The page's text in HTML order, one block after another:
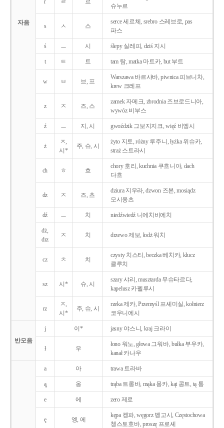
자음
r ㄹ 르
슈누르
s ㅅ 스
serce 세르체, srebro 스레브로, pas
파스
ś ㅡ 시 ślepy 실레피, dziś 지시
t ㅌ 트 tam 탐, matka 마트카, but 부트
w ㅂ 브, 프
Warszawa 바르샤바, piwnica 피브니차,
krew 크레프
z ㅈ 즈, 스
zamek 자메크, zbrodnia 즈브로드니아,
wywóz 비부스
ź ㅡ 지, 시 gwoździk 그보지지크, więź 비엥시
ż
ㅈ,
시*
주, 슈, 시
żyto 지토, różny 루주니, łyżka 위슈카,
straż 스트라시
ch ㅎ 흐
chory 호리, kuchnia 쿠흐니아, dach
다흐
dz ㅈ 즈, 츠
dziura 지우라, dzwon 즈본, mosiądz
모시옹츠
dź ㅡ 치 niedźwiedź 니에치비에치
dż,
drz
ㅈ 치 drzewo 제보, łodż 워치
cz ㅊ 치
czysty 치스티, beczka 베치카, klucz
클루치
sz 시* 슈, 시
szary 샤리, musztarda 무슈타르다,
kapelusz 카펠루시
rz
ㅈ,
시*
주, 슈, 시
rzeka 제카, Przemyśl 프셰미실, kołnierz
코우니에시
반모음
j 이* jasny 야스니, kraj 크라이
ł 우
łono 워노, głowa 그워바, bułka 부우카,
kanał 카나우
a 아 trawa 트라바
ą̨ 옹 trąba 트롱바, mąka 몽카, kąt 콩트, tą 통
e 에 zero 제로
ę 엥, 에
kępa 켕파, węgorz 벵고시, Częstochowa
쳉스토호바, proszę 프로셰